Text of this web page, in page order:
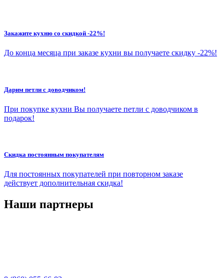
Закажите кухню со скидкой -22%!
До конца месяца при заказе кухни вы получаете скидку -22%!
Дарим петли с доводчиком!
При покупке кухни Вы получаете петли с доводчиком в
подарок!
Скидка постоянным покупателям
Для постоянных покупателей при повторном заказе
действует дополнительная скидка!
Наши партнеры